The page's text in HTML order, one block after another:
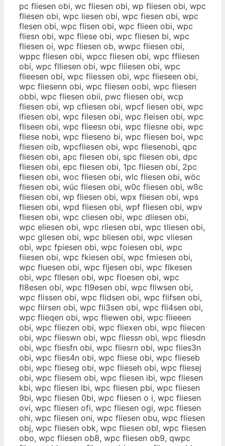
pc fliesen obi, wc fliesen obi, wp fliesen obi, wpc
fliesen obi, wpc liesen obi, wpc fiesen obi, wpc
flesen obi, wpc flisen obi, wpc flieen obi, wpc
fliesn obi, wpc fliese obi, wpc fliesen bi, wpc
fliesen oi, wpc fliesen ob, wwpc fliesen obi,
wppc fliesen obi, wpcc fliesen obi, wpc ffliesen
obi, wpc flliesen obi, wpc fliiesen obi, wpc
flieesen obi, wpc fliessen obi, wpc flieseen obi,
wpc fliesenn obi, wpc fliesen oobi, wpc fliesen
obbi, wpc fliesen obii, pwc fliesen obi, wcp
fliesen obi, wp cfliesen obi, wpcf liesen obi, wpc
lfiesen obi, wpc filesen obi, wpc fleisen obi, wpc
fliseen obi, wpc flieesn obi, wpc fliesne obi, wpc
fliese nobi, wpc flieseno bi, wpc fliesen boi, wpc
fliesen oib, wpcfliesen obi, wpc fliesenobi, qpc
fliesen obi, apc fliesen obi, spc fliesen obi, dpc
fliesen obi, epc fliesen obi, 1pc fliesen obi, 2pc
fliesen obi, woc fliesen obi, wlc fliesen obi, wöc
fliesen obi, wüc fliesen obi, w0c fliesen obi, wßc
fliesen obi, wp fliesen obi, wpx fliesen obi, wps
fliesen obi, wpd fliesen obi, wpf fliesen obi, wpv
fliesen obi, wpc cliesen obi, wpc dliesen obi,
wpc eliesen obi, wpc rliesen obi, wpc tliesen obi,
wpc gliesen obi, wpc bliesen obi, wpc vliesen
obi, wpc fpiesen obi, wpc foiesen obi, wpc
fiiesen obi, wpc fkiesen obi, wpc fmiesen obi,
wpc fluesen obi, wpc fljesen obi, wpc flkesen
obi, wpc fllesen obi, wpc floesen obi, wpc
fl8esen obi, wpc fl9esen obi, wpc fliwsen obi,
wpc flissen obi, wpc flidsen obi, wpc flifsen obi,
wpc flirsen obi, wpc fli3sen obi, wpc fli4sen obi,
wpc flieqen obi, wpc fliewen obi, wpc flieeen
obi, wpc fliezen obi, wpc fliexen obi, wpc fliecen
obi, wpc flieswn obi, wpc fliessn obi, wpc fliesdn
obi, wpc fliesfn obi, wpc fliesrn obi, wpc flies3n
obi, wpc flies4n obi, wpc fliese obi, wpc flieseb
obi, wpc flieseg obi, wpc flieseh obi, wpc fliesej
obi, wpc fliesem obi, wpc fliesen ibi, wpc fliesen
kbi, wpc fliesen lbi, wpc fliesen pbi, wpc fliesen
9bi, wpc fliesen 0bi, wpc fliesen o i, wpc fliesen
ovi, wpc fliesen ofi, wpc fliesen ogi, wpc fliesen
ohi, wpc fliesen oni, wpc fliesen obu, wpc fliesen
obj, wpc fliesen obk, wpc fliesen obl, wpc fliesen
obo, wpc fliesen ob8, wpc fliesen ob9, qwpc